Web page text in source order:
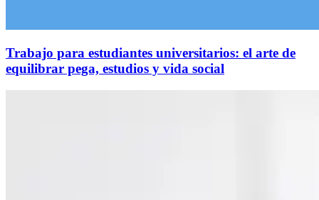
Trabajo para estudiantes universitarios: el arte de
equilibrar pega, estudios y vida social